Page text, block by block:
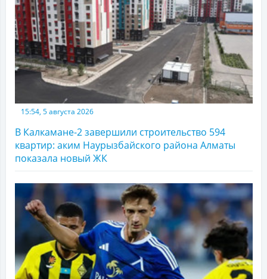
15:54, 5 августа 2026
В Калкамане-2 завершили строительство 594
квартир: аким Наурызбайского района Алматы
показала новый ЖК